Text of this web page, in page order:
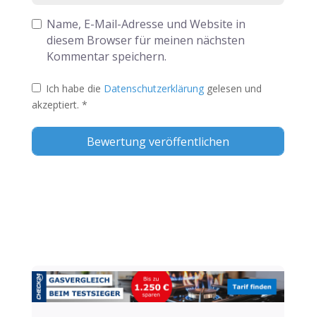
Name, E-Mail-Adresse und Website in
diesem Browser für meinen nächsten
Kommentar speichern.
Ich habe die Datenschutzerklärung gelesen und
akzeptiert. *